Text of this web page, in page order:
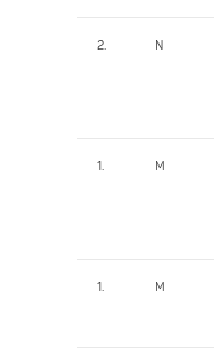
2. N
1. M
1. M